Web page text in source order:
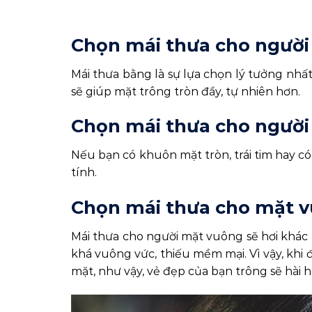
Chọn mái thưa cho
Mái thưa bằng là sự lựa chọn lý tưởng
sẽ giúp mặt trông tròn đầy, tự nhiên hơn.
Chọn mái thưa cho
Nếu bạn có khuôn mặt tròn, trái tim hay
tính.
Chọn mái thưa cho mặt
Mái thưa cho người mặt vuông sẽ hơi
khá vuông vức, thiếu mềm mại. Vì vậy,
mặt, như vậy, vẻ đẹp của bạn trông sẽ hài